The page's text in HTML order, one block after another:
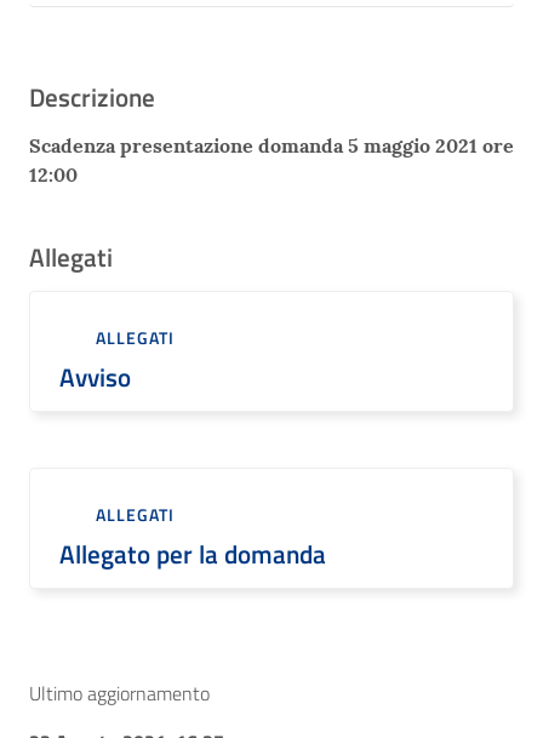
Descrizione
Scadenza presentazione domanda 5 maggio 2021 ore
12:00
Allegati
ALLEGATI
Avviso
ALLEGATI
Allegato per la domanda
Ultimo aggiornamento